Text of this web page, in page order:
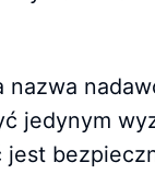
nazwa
jedynym